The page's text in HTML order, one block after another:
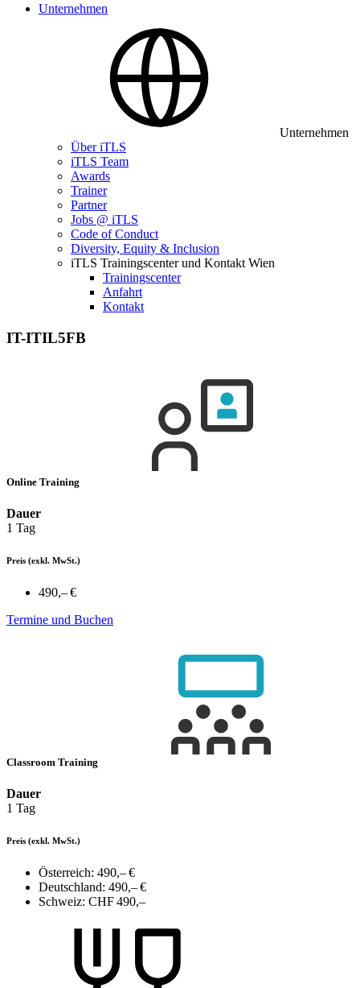
Unternehmen
Unternehmen
Über iTLS
iTLS Team
Awards
Trainer
Partner
Jobs @ iTLS
Code of Conduct
Diversity, Equity & Inclusion
iTLS Trainingscenter und Kontakt Wien
Trainingscenter
Anfahrt
Kontakt
IT-ITIL5FB
Online Training
Dauer
1 Tag
Preis (exkl. MwSt.)
490,– €
Termine und Buchen
Classroom Training
Dauer
1 Tag
Preis (exkl. MwSt.)
Österreich: 490,– €
Deutschland: 490,– €
Schweiz: CHF 490,–